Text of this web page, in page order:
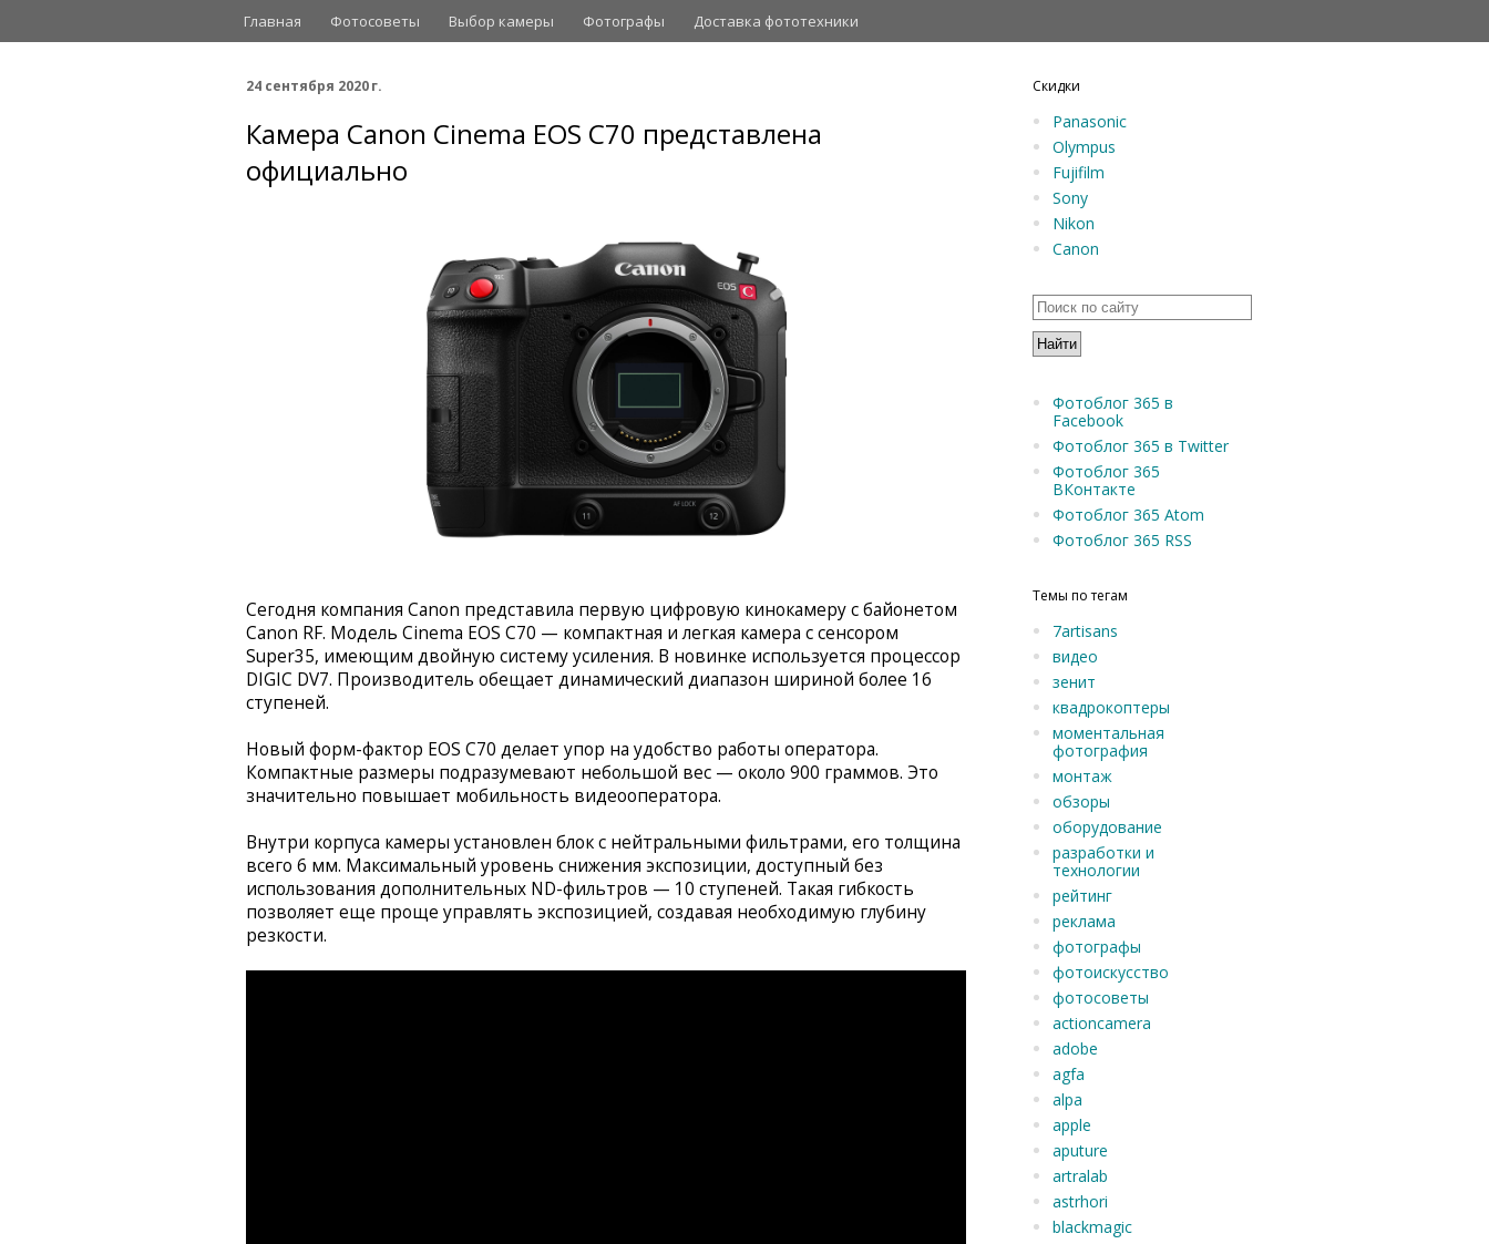
Главная Фотосоветы Выбор камеры Фотографы Доставка фототехники
24 сентября 2020 г.
Камера Canon Cinema EOS C70 представлена
официально
Сегодня компания Canon представила первую цифровую кинокамеру с байонетом
Canon RF. Модель Cinema EOS C70 — компактная и легкая камера с сенсором
Super35, имеющим двойную систему усиления. В новинке используется процессор
DIGIC DV7. Производитель обещает динамический диапазон шириной более 16
ступеней.
Новый форм-фактор EOS C70 делает упор на удобство работы оператора.
Компактные размеры подразумевают небольшой вес — около 900 граммов. Это
значительно повышает мобильность видеооператора.
Внутри корпуса камеры установлен блок с нейтральными фильтрами, его толщина
всего 6 мм. Максимальный уровень снижения экспозиции, доступный без
использования дополнительных ND-фильтров — 10 ступеней. Такая гибкость
позволяет еще проще управлять экспозицией, создавая необходимую глубину
резкости.
Скидки
Panasonic
Olympus
Fujifilm
Sony
Nikon
Canon
Фотоблог 365 в
Facebook
Фотоблог 365 в Twitter
Фотоблог 365
ВКонтакте
Фотоблог 365 Atom
Фотоблог 365 RSS
Темы по тегам
7artisans
видео
зенит
квадрокоптеры
моментальная
фотография
монтаж
обзоры
оборудование
разработки и
технологии
рейтинг
реклама
фотографы
фотоискусство
фотосоветы
actioncamera
adobe
agfa
alpa
apple
aputure
artralab
astrhori
blackmagic